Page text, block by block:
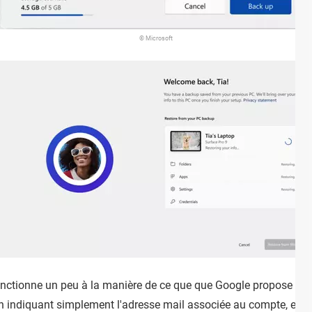
© Microsoft
un peu à la manière de ce que que Google propose
indiquant simplement l'adresse mail associée au compte, et